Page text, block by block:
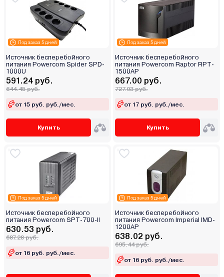
Под заказ 5 дней
Источник бесперебойного
питания Powercom Spider SPD-
1000U
591.24 руб.
644.45 руб.
от 15 руб. руб./мес.
Купить
Под заказ 5 дней
Источник бесперебойного
питания Powercom Raptor RPT-
1500AP
667.00 руб.
727.03 руб.
от 17 руб. руб./мес.
Купить
Под заказ 5 дней
Источник бесперебойного
питания Powercom SPT-700-II
630.53 руб.
687.28 руб.
от 16 руб. руб./мес.
Под заказ 5 дней
Источник бесперебойного
питания Powercom Imperial IMD-
1200AP
638.02 руб.
695.44 руб.
от 16 руб. руб./мес.